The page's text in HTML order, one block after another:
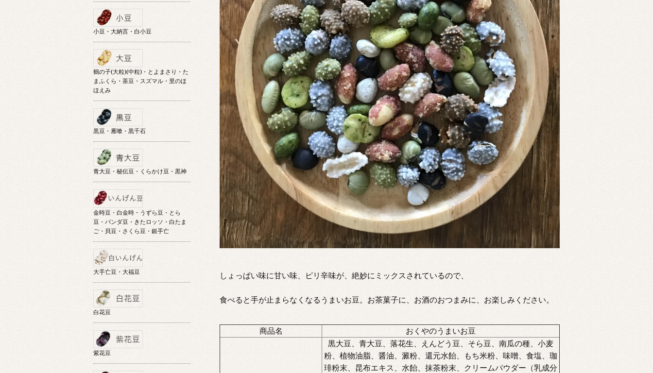
しょっぱい味に甘い味、ピリ辛味が、絶妙にミックスされているので、
食べると手が止まらなくなるうまいお豆。お茶菓子に、お酒のおつまみに、お楽しみください。
商品名 おくやのうまいお豆
黒大豆、青大豆、落花生、えんどう豆、そら豆、南瓜の種、小麦
粉、植物油脂、醤油、澱粉、還元水飴、もち米粉、味噌、食塩、珈
琲粉末、昆布エキス、水飴、抹茶粉末、クリームパウダー（乳成分
小豆・大納言・白小豆
鶴の子(大粒)(中粒)・とよまさり・た
まふくら・茶豆・スズマル・里のほ
ほえみ
黒豆・雁喰・黒千石
青大豆・秘伝豆・くらかけ豆・黒神
金時豆・白金時・うずら豆・とら
豆・パンダ豆・きたロッソ・白たま
ご・貝豆・さくら豆・銀手亡
大手亡豆・大福豆
白花豆
紫花豆